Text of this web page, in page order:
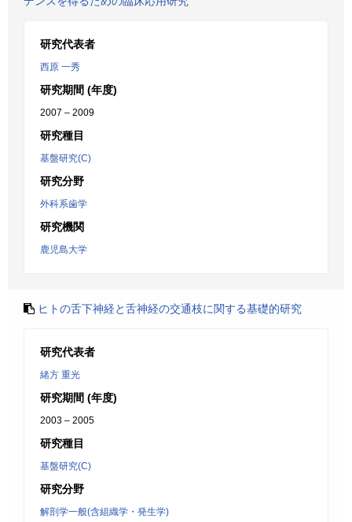
研究代表者
西原 一秀
研究期間 (年度)
2007 – 2009
研究種目
基盤研究(C)
研究分野
外科系歯学
研究機関
鹿児島大学
ヒトの舌下神経と舌神経の交通枝に関する基礎的研究
研究代表者
緒方 重光
研究期間 (年度)
2003 – 2005
研究種目
基盤研究(C)
研究分野
解剖学一般(含組織学・発生学)